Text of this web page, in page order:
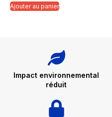
Ajouter au panier
Impact environnemental
réduit